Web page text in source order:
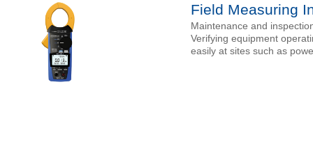
Field Measuring
Maintenance and
Verifying equipment
easily at sites such as